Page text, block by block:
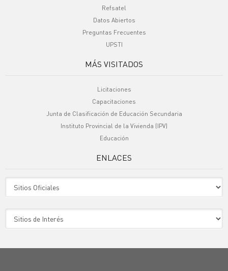
Refsatel
Datos Abiertos
Preguntas Frecuentes
UPSTI
MÁS VISITADOS
Licitaciones
Capacitaciones
Junta de Clasificación de Educación Secundaria
Instituto Provincial de la Vivienda (IPV)
Educación
ENLACES